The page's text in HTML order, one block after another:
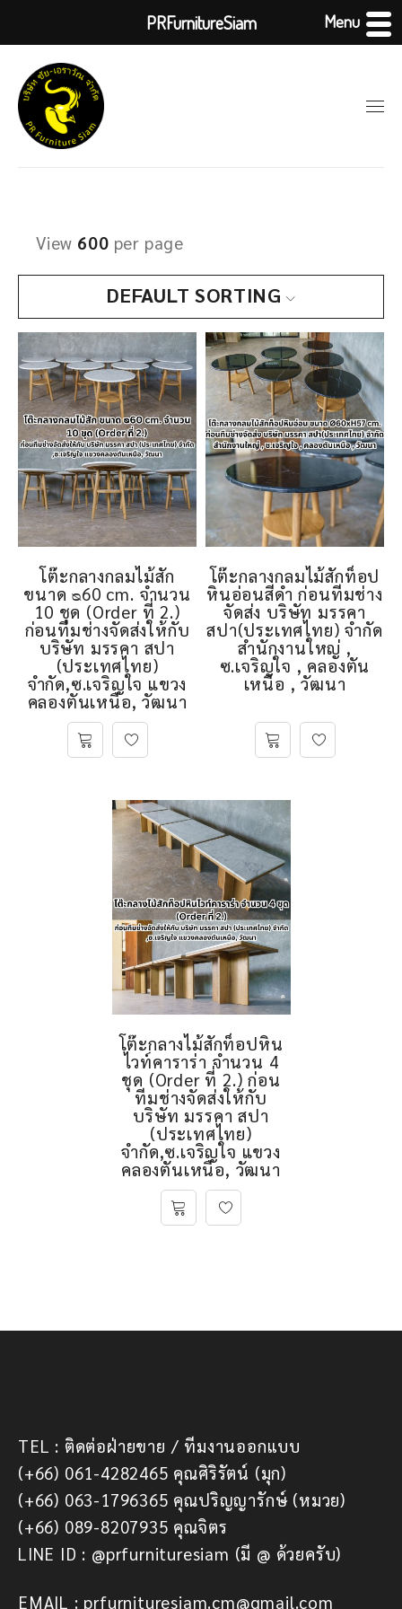
DEFAULT SORTING
View 600 per page
โต๊ะกลางกลมไม้สัก
ขนาด ᴓ60 cm. จำนวน
10 ชุด (Order ที่ 2.)
ก่อนทีมช่างจัดส่งให้กับ
บริษัท มรรคา สปา
(ประเทศไทย)
จำกัด,ซ.เจริญใจ แขวง
คลองตันเหนือ, วัฒนา
โต๊ะกลางกลมไม้สักท็อป
หินอ่อนสีดำ ก่อนทีมช่าง
จัดส่ง บริษัท มรรคา
สปา(ประเทศไทย) จำกัด
สำนักงานใหญ่ ,
ซ.เจริญใจ , คลองตัน
เหนือ , วัฒนา
โต๊ะกลางไม้สักท็อปหิน
ไวท์คาราร่า จำนวน 4
ชุด (Order ที่ 2.) ก่อน
ทีมช่างจัดส่งให้กับ
บริษัท มรรคา สปา
(ประเทศไทย)
จำกัด,ซ.เจริญใจ แขวง
คลองตันเหนือ, วัฒนา
TEL : ติดต่อฝ่ายขาย / ทีมงานออกแบบ
(+66) 061-4282465 คุณศิริรัตน์ (มุก)
(+66) 063-1796365 คุณปริญญารักษ์ (หมวย)
(+66) 089-8207935 คุณจิตร
LINE ID : @prfurnituresiam (มี @ ด้วยครับ)
EMAIL : prfurnituresiam.cm@gmail.com
PRFurnitureSiam Menu